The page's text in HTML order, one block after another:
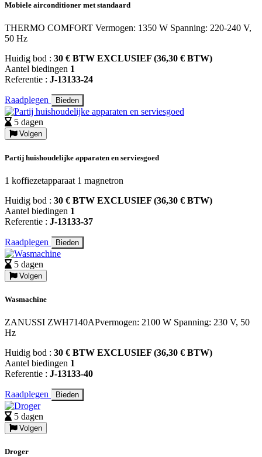
Mobiele airconditioner met standaard
THERMO COMFORT Vermogen: 1350 W Spanning: 220-240 V,
50 Hz
Huidig bod : 30 € BTW EXCLUSIEF (36,30 € BTW)
Aantel biedingen 1
Referentie : J-13133-24
Raadplegen Bieden
5 dagen
Volgen
Partij huishoudelijke apparaten en serviesgoed
1 koffiezetapparaat 1 magnetron
Huidig bod : 30 € BTW EXCLUSIEF (36,30 € BTW)
Aantel biedingen 1
Referentie : J-13133-37
Raadplegen Bieden
5 dagen
Volgen
Wasmachine
ZANUSSI ZWH7140APvermogen: 2100 W Spanning: 230 V, 50
Hz
Huidig bod : 30 € BTW EXCLUSIEF (36,30 € BTW)
Aantel biedingen 1
Referentie : J-13133-40
Raadplegen Bieden
5 dagen
Volgen
Droger